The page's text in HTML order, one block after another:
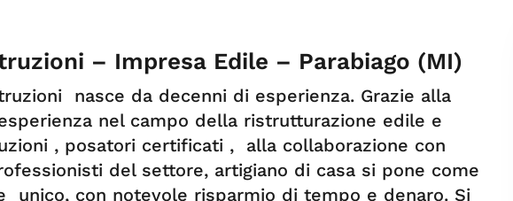
– Impresa Edile – Parabiago (MI)
nasce da decenni di esperienza. Grazie alla
nel campo della ristrutturazione edile e
, posatori certificati , alla collaborazione con
del settore, artigiano di casa si pone come
unico, con notevole risparmio di tempo e denaro. Si